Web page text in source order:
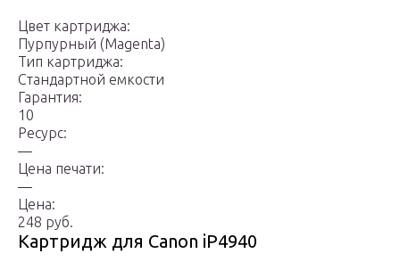
Цвет картриджа:
Пурпурный (Magenta)
Тип картриджа:
Стандартной емкости
Гарантия:
10
Ресурс:
—
Цена печати:
—
Цена:
248 руб.
Картридж для Canon iP4940